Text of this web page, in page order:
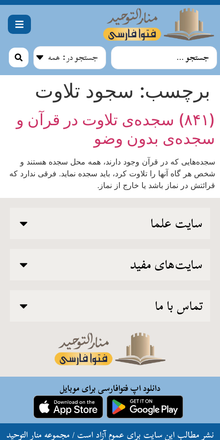
برچسب: سجود تلاوت
(۸۴۱) سجده‌ی تلاوت در قرآن و
سجده‌ی بدون وضو
سجده‌هایی که در قرآن وجود دارند، همه محل سجده هستند و
شخص هر گاه آنها را تلاوت کرد، باید سجده نماید. فرقی ندارد که
قرائتش در نماز باشد یا خارج از نماز.
سایت علما
سایت‌های مفید
تماس با ما
دانلود اپ فتوافارسی برای موبایل
نشر مطالب این سایت برای عموم آزاد است / مجموعه منار التوحید